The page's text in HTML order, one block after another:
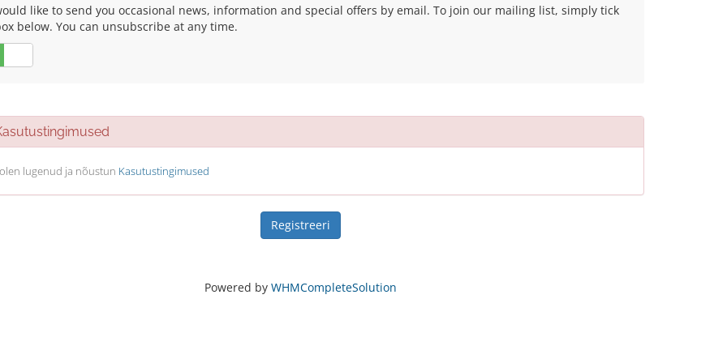
like to send you occasional news, information and special offers by email. To join our mailing list, simply tick
below. You can unsubscribe at any time.
lugenud ja nõustun Kasutustingimused
Powered by WHMCompleteSolution